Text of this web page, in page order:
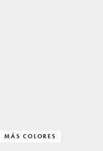
MÁS COLORES